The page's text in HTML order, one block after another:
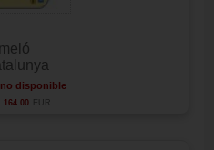
disponible
164.00 EUR